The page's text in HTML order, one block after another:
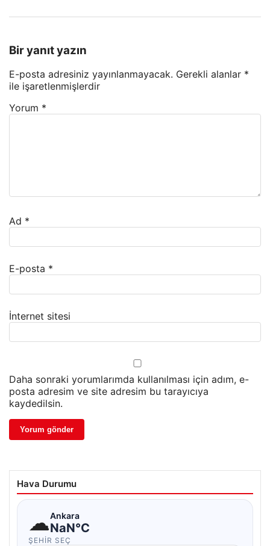
Bir yanıt yazın
E-posta adresiniz yayınlanmayacak. Gerekli alanlar *
ile işaretlenmişlerdir
Yorum *
Ad *
E-posta *
İnternet sitesi
Daha sonraki yorumlarımda kullanılması için adım, e-
posta adresim ve site adresim bu tarayıcıya
kaydedilsin.
Hava Durumu
☁Ankara
NaN°C
ŞEHIR SEÇ